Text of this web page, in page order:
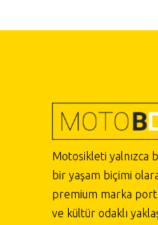
Motosikleti yalnızca
bir yaşam biçimi
premium marka
ve kültür odaklı